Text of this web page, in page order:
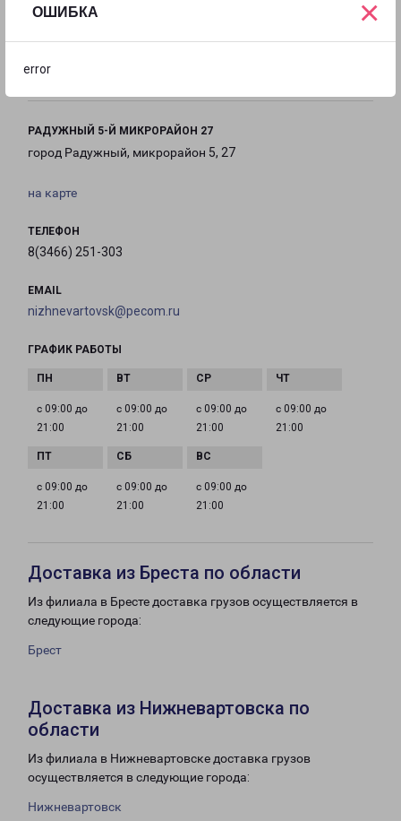
ОШИБКА
error
×
с 09:00 до
18:00
Выходной Выходной
РАДУЖНЫЙ 5-Й МИКРОРАЙОН 27
город Радужный, микрорайон 5, 27
на карте
ТЕЛЕФОН
8(3466) 251-303
EMAIL
nizhnevartovsk@pecom.ru
ГРАФИК РАБОТЫ
с 09:00 до
21:00
с 09:00 до
21:00
с 09:00 до
21:00
с 09:00 до
21:00
с 09:00 до
21:00
с 09:00 до
21:00
с 09:00 до
21:00
Доставка из Бреста по области
Из филиала в Бресте доставка грузов осуществляется в
следующие города:
Брест
Доставка из Нижневартовска по
области
Из филиала в Нижневартовске доставка грузов
осуществляется в следующие города:
Нижневартовск